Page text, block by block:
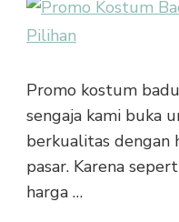
Promo kostum
sengaja kami buka
berkualitas dengan
pasar. Karena
harga …